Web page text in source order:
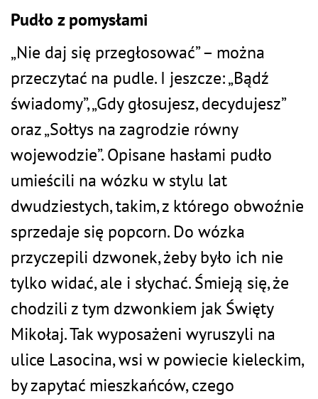
Pudło z pomysłami
„Nie daj się przegłosować” – można
przeczytać na pudle. I jeszcze: „Bądź
świadomy”, „Gdy głosujesz, decydujesz”
oraz „Sołtys na zagrodzie równy
wojewodzie”. Opisane hasłami pudło
umieścili na wózku w stylu lat
dwudziestych, takim, z którego obwoźnie
sprzedaje się popcorn. Do wózka
przyczepili dzwonek, żeby było ich nie
tylko widać, ale i słychać. Śmieją się, że
chodzili z tym dzwonkiem jak Święty
Mikołaj. Tak wyposażeni wyruszyli na
ulice Lasocina, wsi w powiecie kieleckim,
by zapytać mieszkańców, czego